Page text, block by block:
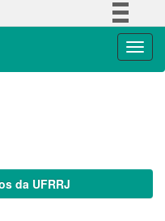
da UFRRJ